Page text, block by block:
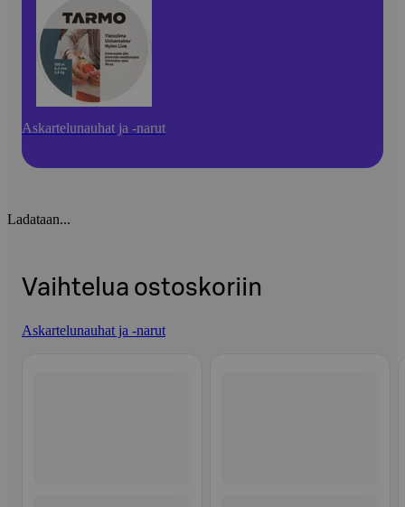
Askartelunauhat ja -narut
Ladataan...
Vaihtelua ostoskoriin
Askartelunauhat ja -narut